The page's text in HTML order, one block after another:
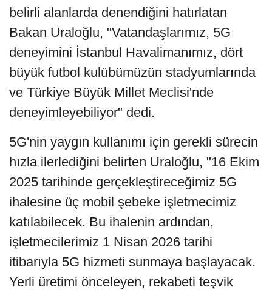
belirli alanlarda denendiğini hatırlatan
Bakan Uraloğlu, "Vatandaşlarımız, 5G
deneyimini İstanbul Havalimanımız, dört
büyük futbol kulübümüzün stadyumlarında
ve Türkiye Büyük Millet Meclisi'nde
deneyimleyebiliyor" dedi.
5G'nin yaygın kullanımı için gerekli sürecin
hızla ilerlediğini belirten Uraloğlu, "16 Ekim
2025 tarihinde gerçekleştireceğimiz 5G
ihalesine üç mobil şebeke işletmecimiz
katılabilecek. Bu ihalenin ardından,
işletmecilerimiz 1 Nisan 2026 tarihi
itibarıyla 5G hizmeti sunmaya başlayacak.
Yerli üretimi önceleyen, rekabeti teşvik